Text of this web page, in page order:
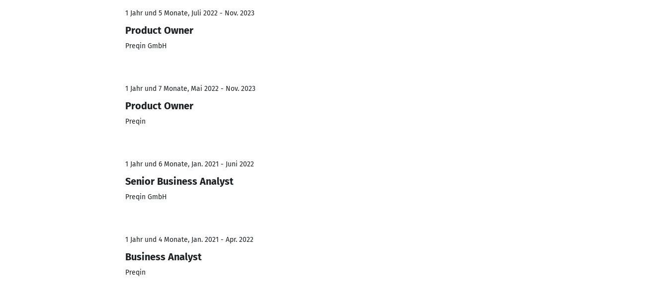
1 Jahr und 5 Monate, Juli 2022 - Nov. 2023
Product Owner
Preqin GmbH
1 Jahr und 7 Monate, Mai 2022 - Nov. 2023
Product Owner
Preqin
1 Jahr und 6 Monate, Jan. 2021 - Juni 2022
Senior Business Analyst
Preqin GmbH
1 Jahr und 4 Monate, Jan. 2021 - Apr. 2022
Business Analyst
Preqin